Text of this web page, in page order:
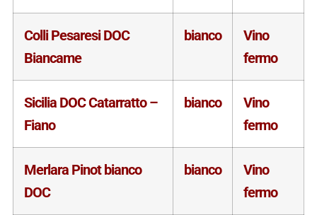
Colli Pesaresi DOC
Biancame
bianco
Vino
fermo
Sicilia DOC Catarratto –
Fiano
bianco
Vino
fermo
Merlara Pinot bianco
DOC
bianco
Vino
fermo